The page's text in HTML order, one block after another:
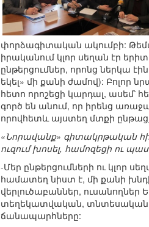
փորձագիտական ակումբի:
իրականում կլոր սեղան էր
ընթերցումներ, որոնց ներկա
եկել» մի քանի ժամով): Բոլոր
հետո որոշեցի կարդալ, ասեմ՝
գործ են անում, որ իրենց
որովհետև այստեղ մտքի
«Նորավանք» գիտակրթական
ուզում խոսել, համոզեցի ու
-Մեր ընթերցումների ու կլոր
համատեղ նիստ է, մի քանի
վերլուծաբաններ,
տեղեկատվական, տնտեսական
ճանապարհները: